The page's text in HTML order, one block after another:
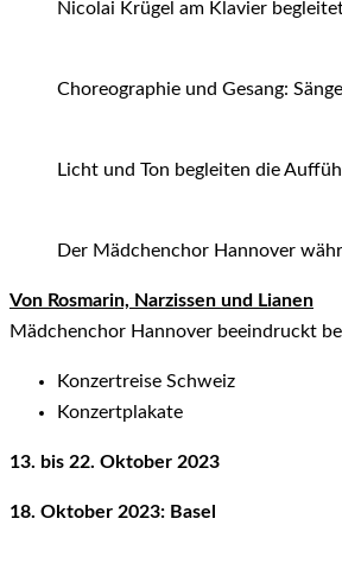
Nicolai Krügel am Klavier
Choreographie und Gesang:
Licht und Ton begleiten die
Der Mädchenchor Hannover
Von Rosmarin, Narzissen und Lianen
Mädchenchor Hannover beeindruckt
Konzertreise Schweiz
Konzertplakate
13. bis 22. Oktober 2023
18. Oktober 2023: Basel